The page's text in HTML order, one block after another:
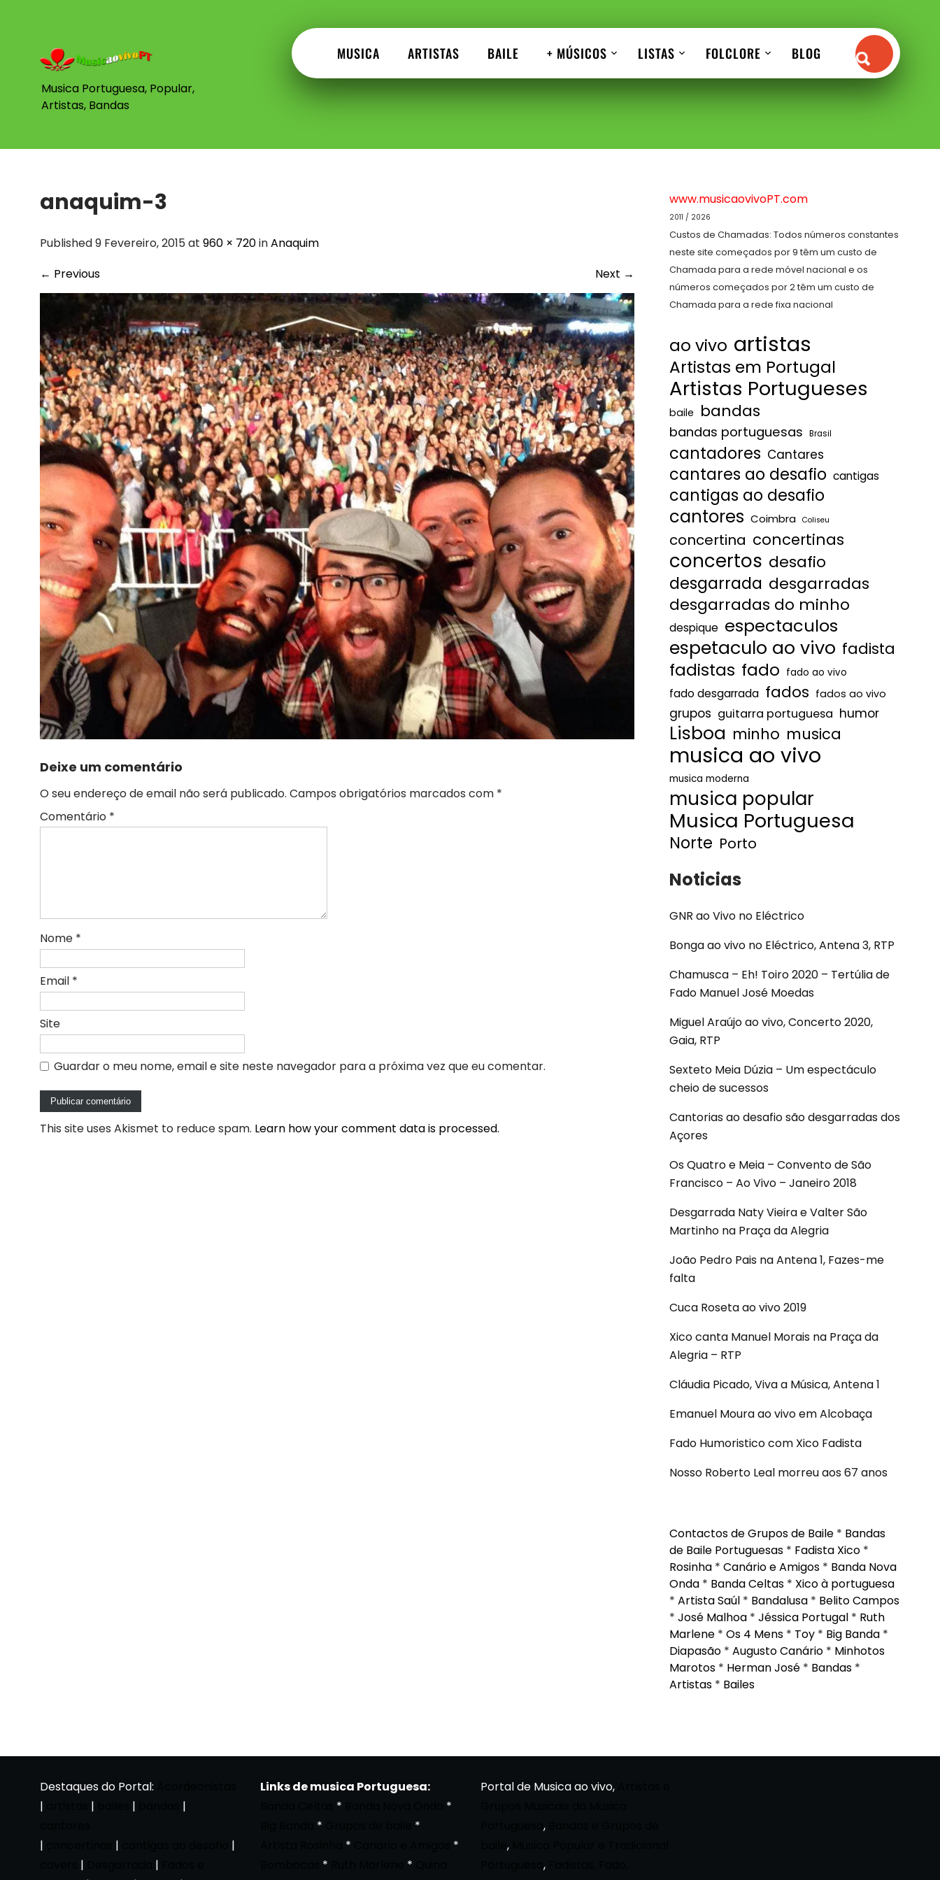
Musica Portuguesa, Popular,
Artistas, Bandas
MUSICA ARTISTAS BAILE + MÚSICOS LISTAS FOLCLORE BLOG
anaquim-3
Published 9 Fevereiro, 2015 at 960 × 720inAnaquim
← Previous Next →
Deixe um comentário
O seu endereço de email não será publicado. Campos obrigatórios marcados com *
Comentário *
Nome *
Email *
Site
Guardar o meu nome, email e site neste navegador para a próxima vez que eu comentar.
This site uses Akismet to reduce spam. Learn how your comment data is processed.
www.musicaovivoPT.com
2011 / 2026
Custos de Chamadas: Todos números constantes
neste site começados por 9 têm um custo de
Chamada para a rede móvel nacional e os
números começados por 2 têm um custo de
Chamada para a rede fixa nacional
ao vivo artistas
Artistas em Portugal
Artistas Portugueses
baile bandas
bandas portuguesas Brasil
cantadores Cantares
cantares ao desafio cantigas
cantigas ao desafio
cantores Coimbra Coliseu
concertina concertinas
concertos desafio
desgarrada desgarradas
desgarradas do minho
despique espectaculos
espetaculo ao vivo fadista
fadistas fado fado ao vivo
fado desgarrada fados fados ao vivo
grupos guitarra portuguesa humor
Lisboa minho musica
musica ao vivo
musica moderna
musica popular
Musica Portuguesa
Norte Porto
Noticias
GNR ao Vivo no Eléctrico
Bonga ao vivo no Eléctrico, Antena 3, RTP
Chamusca – Eh! Toiro 2020 – Tertúlia de
Fado Manuel José Moedas
Miguel Araújo ao vivo, Concerto 2020,
Gaia, RTP
Sexteto Meia Dúzia – Um espectáculo
cheio de sucessos
Cantorias ao desafio são desgarradas dos
Açores
Os Quatro e Meia – Convento de São
Francisco – Ao Vivo – Janeiro 2018
Desgarrada Naty Vieira e Valter São
Martinho na Praça da Alegria
João Pedro Pais na Antena 1, Fazes-me
falta
Cuca Roseta ao vivo 2019
Xico canta Manuel Morais na Praça da
Alegria – RTP
Cláudia Picado, Viva a Música, Antena 1
Emanuel Moura ao vivo em Alcobaça
Fado Humoristico com Xico Fadista
Nosso Roberto Leal morreu aos 67 anos
Contactos de Grupos de Baile * Bandas
de Baile Portuguesas * Fadista Xico *
Rosinha * Canário e Amigos * Banda Nova
Onda * Banda Celtas * Xico à portuguesa
* Artista Saúl * Bandalusa * Belito Campos
* José Malhoa * Jéssica Portugal * Ruth
Marlene * Os 4 Mens * Toy * Big Banda *
Diapasão * Augusto Canário * Minhotos
Marotos * Herman José * Bandas *
Artistas * Bailes
Destaques do Portal:
|
| |
|
|
|
|
| |
Links de musica Portuguesa:
*
*
*
*
*
*
* *
Portal de Musica ao vivo,
,
,
,